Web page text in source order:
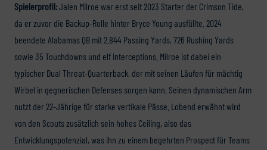
Spielerprofil:Jalen Milroe war erst seit 2023 Starter der Crimson Tide,
da er zuvor die Backup-Rolle hinter Bryce Young ausfüllte. 2024
beendete Alabamas QB mit 2.844 Passing Yards, 726 Rushing Yards
sowie 35 Touchdowns und elf Interceptions. Milroe ist dabei ein
typischer Dual Threat-Quarterback, der mit seinen Läufen für mächtig
Wirbel in gegnerischen Defenses sorgen kann. Seinen dynamischen Arm
nutzt der 22-Jährige für starke vertikale Pässe. Lobend erwähnt wird
von den Scouts zusätzlich sein hohes Ceiling, also das
Entwicklungspotenzial, was ihn zu einem begehrten Prospect für Teams